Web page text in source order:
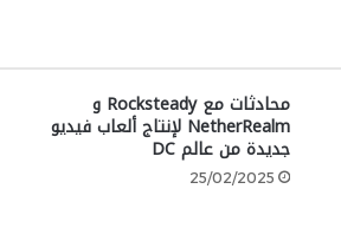
محادثات مع Rocksteady و
NetherRealm لإنتاج ألعاب فيديو
جديدة من عالم DC
25/02/2025